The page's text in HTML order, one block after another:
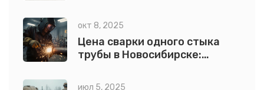
окт 8, 2025
Цена сварки одного стыка
трубы в Новосибирске:
июл 5, 2025